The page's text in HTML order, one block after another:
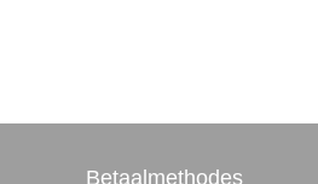
Betaalmethodes